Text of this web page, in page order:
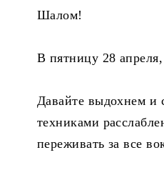
Шалом!
В пятницу 28
Давайте выдохнем и
техниками
переживать за все